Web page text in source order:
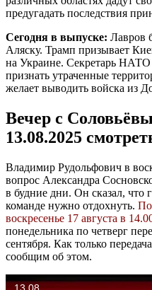
предугадать последствия
Сегодня в выпуске: Лавров
Аляску. Трамп призывает
на Украине. Секретарь НАТО
признать утраченные
желает выводить войска из
Вечер с
13.08.2025
Владимир Рудольфович в
вопрос Александра
в будние дни. Он сказал, что
команде нужно отдохнуть.
воскресенье 17 августа в
понедельника по четверг
сентября. Как только
сообщим об этом.